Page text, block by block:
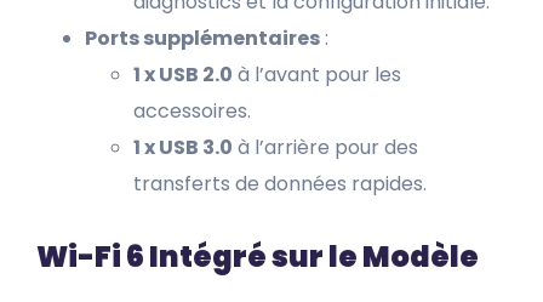
Ports supplémentaires :
1 x USB 2.0 à l’avant pour les
accessoires.
1 x USB 3.0 à l’arrière pour des
transferts de données rapides.
Wi-Fi 6 Intégré sur le Modèle